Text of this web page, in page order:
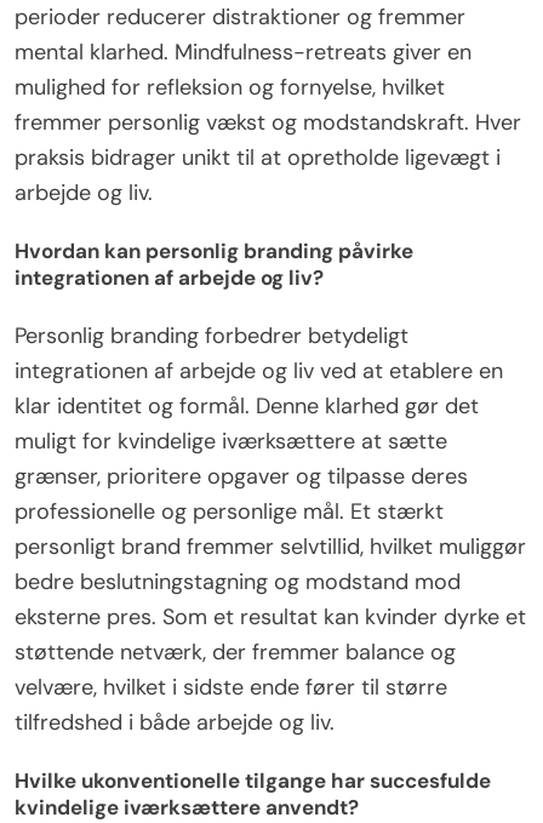
perioder reducerer distraktioner og fremmer
mental klarhed. Mindfulness-retreats giver en
mulighed for refleksion og fornyelse, hvilket
fremmer personlig vækst og modstandskraft. Hver
praksis bidrager unikt til at opretholde ligevægt i
arbejde og liv.
Hvordan kan personlig branding påvirke
integrationen af arbejde og liv?
Personlig branding forbedrer betydeligt
integrationen af arbejde og liv ved at etablere en
klar identitet og formål. Denne klarhed gør det
muligt for kvindelige iværksættere at sætte
grænser, prioritere opgaver og tilpasse deres
professionelle og personlige mål. Et stærkt
personligt brand fremmer selvtillid, hvilket muliggør
bedre beslutningstagning og modstand mod
eksterne pres. Som et resultat kan kvinder dyrke et
støttende netværk, der fremmer balance og
velvære, hvilket i sidste ende fører til større
tilfredshed i både arbejde og liv.
Hvilke ukonventionelle tilgange har succesfulde
kvindelige iværksættere anvendt?